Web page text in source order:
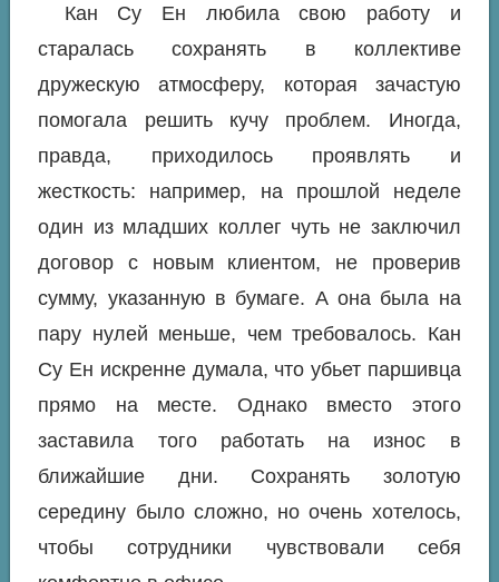
Кан Су Ен любила свою работу и
старалась сохранять в коллективе
дружескую атмосферу, которая зачастую
помогала решить кучу проблем. Иногда,
правда, приходилось проявлять и
жесткость: например, на прошлой неделе
один из младших коллег чуть не заключил
договор с новым клиентом, не проверив
сумму, указанную в бумаге. А она была на
пару нулей меньше, чем требовалось. Кан
Су Ен искренне думала, что убьет паршивца
прямо на месте. Однако вместо этого
заставила того работать на износ в
ближайшие дни. Сохранять золотую
середину было сложно, но очень хотелось,
чтобы сотрудники чувствовали себя